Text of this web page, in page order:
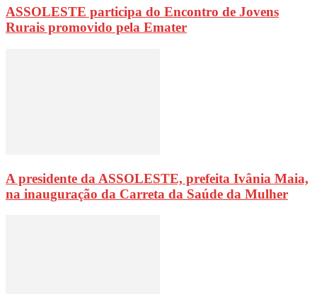
ASSOLESTE participa do Encontro de Jovens
Rurais promovido pela Emater
A presidente da ASSOLESTE, prefeita Ivânia Maia,
na inauguração da Carreta da Saúde da Mulher